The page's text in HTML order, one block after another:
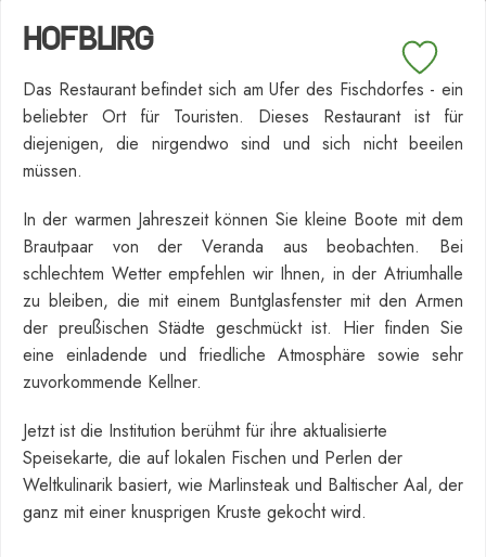
HOFBURG
Das Restaurant befindet sich am Ufer des Fischdorfes - ein
beliebter Ort für Touristen. Dieses Restaurant ist für
diejenigen, die nirgendwo sind und sich nicht beeilen
müssen.
In der warmen Jahreszeit können Sie kleine Boote mit dem
Brautpaar von der Veranda aus beobachten. Bei
schlechtem Wetter empfehlen wir Ihnen, in der Atriumhalle
zu bleiben, die mit einem Buntglasfenster mit den Armen
der preußischen Städte geschmückt ist. Hier finden Sie
eine einladende und friedliche Atmosphäre sowie sehr
zuvorkommende Kellner.
Jetzt ist die Institution berühmt für ihre aktualisierte
Speisekarte, die auf lokalen Fischen und Perlen der
Weltkulinarik basiert, wie Marlinsteak und Baltischer Aal, der
ganz mit einer knusprigen Kruste gekocht wird.